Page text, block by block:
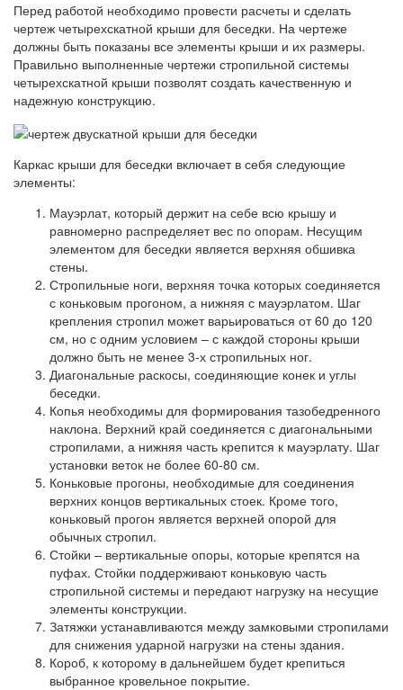
Перед работой необходимо провести расчеты и сделать
чертеж четырехскатной крыши для беседки. На чертеже
должны быть показаны все элементы крыши и их размеры.
Правильно выполненные чертежи стропильной системы
четырехскатной крыши позволят создать качественную и
надежную конструкцию.
Каркас крыши для беседки включает в себя следующие
элементы:
Мауэрлат, который держит на себе всю крышу и
равномерно распределяет вес по опорам. Несущим
элементом для беседки является верхняя обшивка
стены.
Стропильные ноги, верхняя точка которых соединяется
с коньковым прогоном, а нижняя с мауэрлатом. Шаг
крепления стропил может варьироваться от 60 до 120
см, но с одним условием – с каждой стороны крыши
должно быть не менее 3-х стропильных ног.
Диагональные раскосы, соединяющие конек и углы
беседки.
Копья необходимы для формирования тазобедренного
наклона. Верхний край соединяется с диагональными
стропилами, а нижняя часть крепится к мауэрлату. Шаг
установки веток не более 60-80 см.
Коньковые прогоны, необходимые для соединения
верхних концов вертикальных стоек. Кроме того,
коньковый прогон является верхней опорой для
обычных стропил.
Стойки – вертикальные опоры, которые крепятся на
пуфах. Стойки поддерживают коньковую часть
стропильной системы и передают нагрузку на несущие
элементы конструкции.
Затяжки устанавливаются между замковыми стропилами
для снижения ударной нагрузки на стены здания.
Короб, к которому в дальнейшем будет крепиться
выбранное кровельное покрытие.